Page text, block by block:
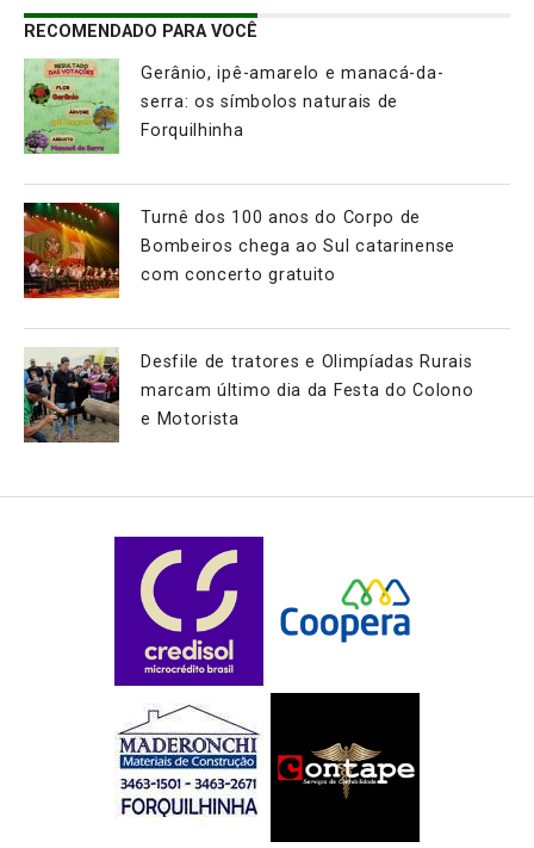
RECOMENDADO PARA VOCÊ
Gerânio, ipê-amarelo e manacá-da-
serra: os símbolos naturais de
Forquilhinha
Turnê dos 100 anos do Corpo de
Bombeiros chega ao Sul catarinense
com concerto gratuito
Desfile de tratores e Olimpíadas Rurais
marcam último dia da Festa do Colono
e Motorista